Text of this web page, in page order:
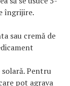
îngrijire.
sau cremă de
Pentru
pot agrava